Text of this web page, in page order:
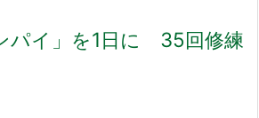
パイ」を1日に 35回修練